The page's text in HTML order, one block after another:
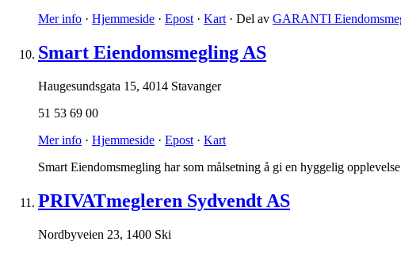
Mer info · Hjemmeside · Epost · Kart · Del av GARANTI
Smart Eiendomsmegling AS
Haugesundsgata 15, 4014 Stavanger
51 53 69 00
Mer info · Hjemmeside · Epost · Kart
Smart Eiendomsmegling har som målsetning å gi en hyggelig
PRIVATmegleren Sydvendt AS
Nordbyveien 23, 1400 Ski